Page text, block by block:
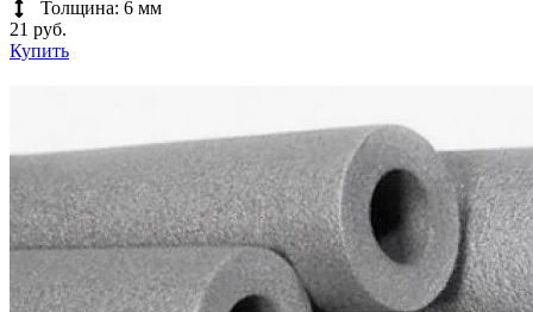
Толщина: 6 мм
21 руб.
Купить